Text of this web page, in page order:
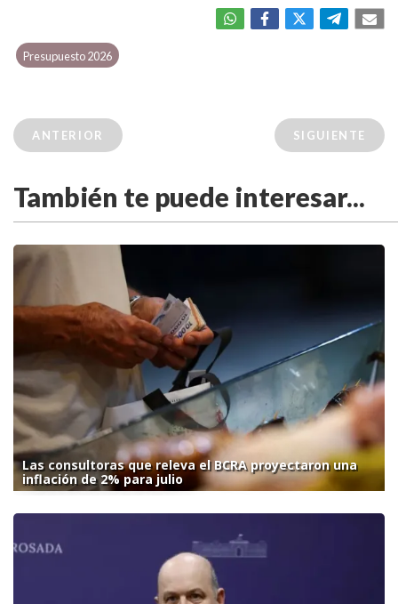
Presupuesto 2026
ANTERIOR SIGUIENTE
También te puede interesar...
Las consultoras que releva el BCRA proyectaron una
inflación de 2% para julio